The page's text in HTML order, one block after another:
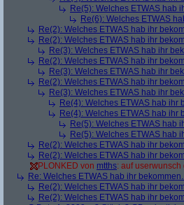
Re(5): Welches ETWAS hab
Re(6): Welches ETWAS
Re(2): Welches ETWAS hab ihr
Re(2): Welches ETWAS hab ihr
Re(3): Welches ETWAS hab ihr
Re(2): Welches ETWAS hab ihr
Re(3): Welches ETWAS hab ihr
Re(2): Welches ETWAS hab ihr
Re(3): Welches ETWAS hab ihr
Re(4): Welches ETWAS hab ihr
Re(4): Welches ETWAS hab ihr
Re(5): Welches ETWAS hab
Re(5): Welches ETWAS hab
Re(2): Welches ETWAS hab ihr
Re(2): Welches ETWAS hab ihr
PLONKED von mtths: auf userwunsch
Re: Welches ETWAS hab ihr bekommen..
Re(2): Welches ETWAS hab ihr
Re(2): Welches ETWAS hab ihr